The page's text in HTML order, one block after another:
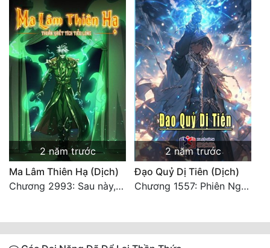
2 năm trước
Ma Lâm Thiên Hạ (Dịch)
Chương 2993: Sau này, ta sẽ ăn món vịt quay (Đại Kết Cục)
2 năm trước
Đạo Quỷ Dị Tiên (Dịch)
Chương 1557: Phiên Ngoại Gia Cát Uyên 27